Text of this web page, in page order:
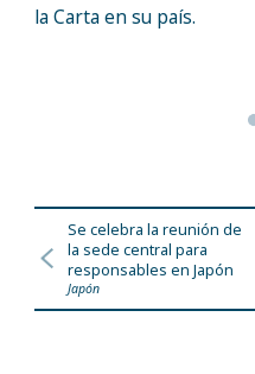
la Carta en su país.
Se celebra la reunión de
la sede central para
responsables en Japón
Japón